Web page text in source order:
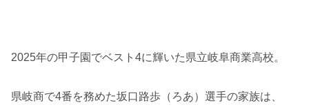
2025年の甲子園でベスト4に輝いた県立岐阜商業高校。
県岐商で4番を務めた坂口路歩（ろあ）選手の家族は、